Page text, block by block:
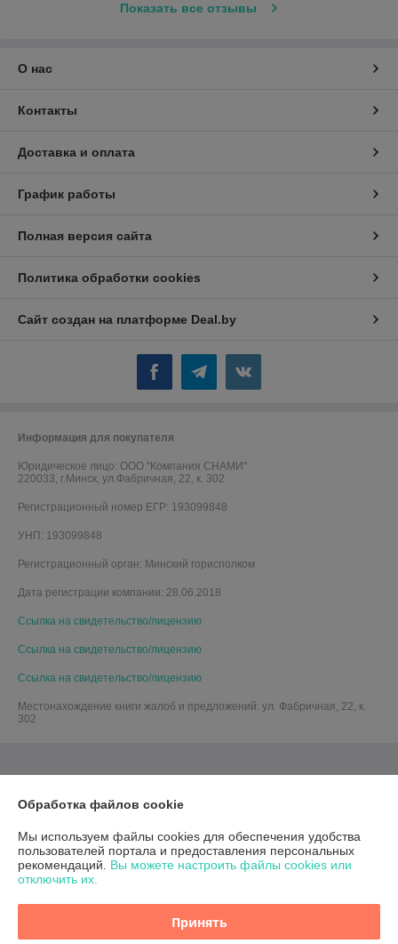
Показать все отзывы
О нас
Контакты
Доставка и оплата
График работы
Полная версия сайта
Политика обработки cookies
Сайт создан на платформе Deal.by
Информация для покупателя
Юридическое лицо: ООО "Компания СНАМИ"
220033, г.Минск, ул.Фабричная, 22, к. 302
Регистрационный номер ЕГР: 193099848
УНП: 193099848
Регистрационный орган: Минский горисполком
Дата регистрации компании: 28.06.2018
Ссылка на свидетельство/лицензию
Ссылка на свидетельство/лицензию
Ссылка на свидетельство/лицензию
Местонахождение книги жалоб и предложений: ул. Фабричная, 22, к.
302
Обработка файлов cookie
Мы используем файлы cookies для обеспечения удобства
пользователей портала и предоставления персональных
рекомендаций. Вы можете настроить файлы cookies или
отключить их.
Принять